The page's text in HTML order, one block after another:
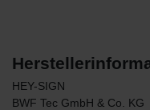
HEY-SIGN
BWF Tec GmbH & Co. KG